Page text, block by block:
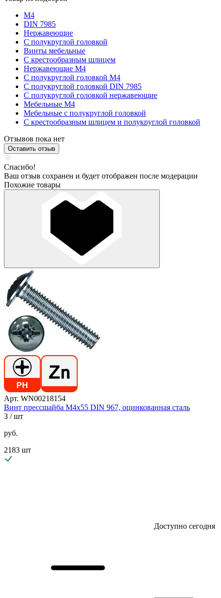
М4
DIN 7985
Нержавеющие
С полукруглой головкой
Винты мебельные
С крестообразным шлицем
Нержавеющие М4
С полукруглой головкой М4
С полукруглой головкой DIN 7985
С полукруглой головкой нержавеющие
Мебельные М4
Мебельные с полукруглой головкой
С крестообразным шлицем и полукруглой головкой
Отзывов пока нет
Оставить отзыв
Спасибо!
Ваш отзыв сохранен и будет отображен после модерации
Похожие товары
Арт. WN00218154
Винт прессшайба М4х55 DIN 967, оцинкованная сталь
3 / шт
руб.
2183 шт
Доступно сегодня